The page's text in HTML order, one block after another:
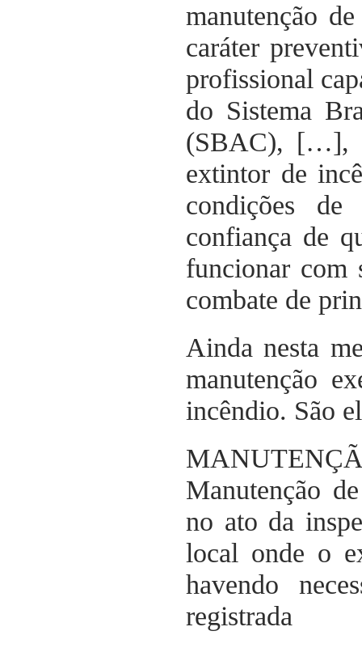
manutenção
caráter
profissional
do Sistema
(SBAC), […],
extintor de
condições
confiança de
funcionar com
combate de
Ainda nesta
manutenção
incêndio. São
Manutenção
no ato da
local onde o
havendo
registrada